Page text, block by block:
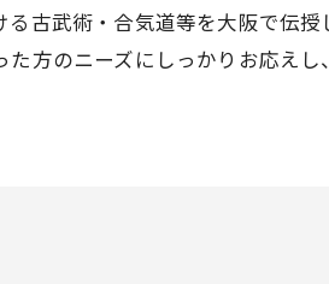
古武術・合気道等を大阪で伝授
方のニーズにしっかりお応えし